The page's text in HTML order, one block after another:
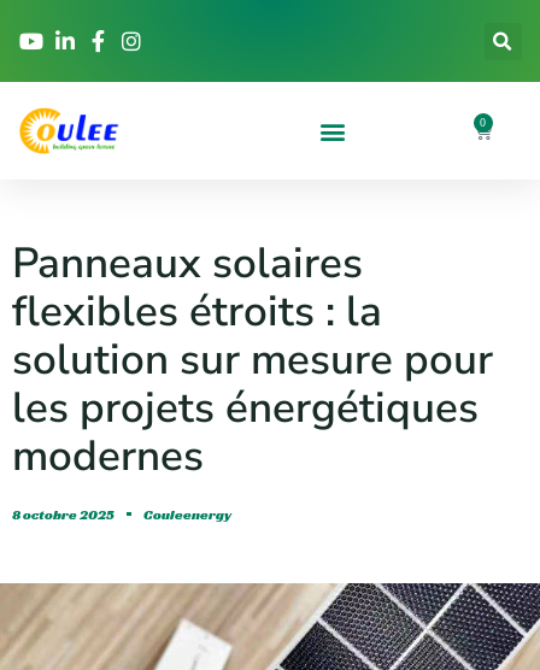
0
Panneaux solaires
flexibles étroits : la
solution sur mesure pour
les projets énergétiques
modernes
8 octobre 2025 Couleenergy